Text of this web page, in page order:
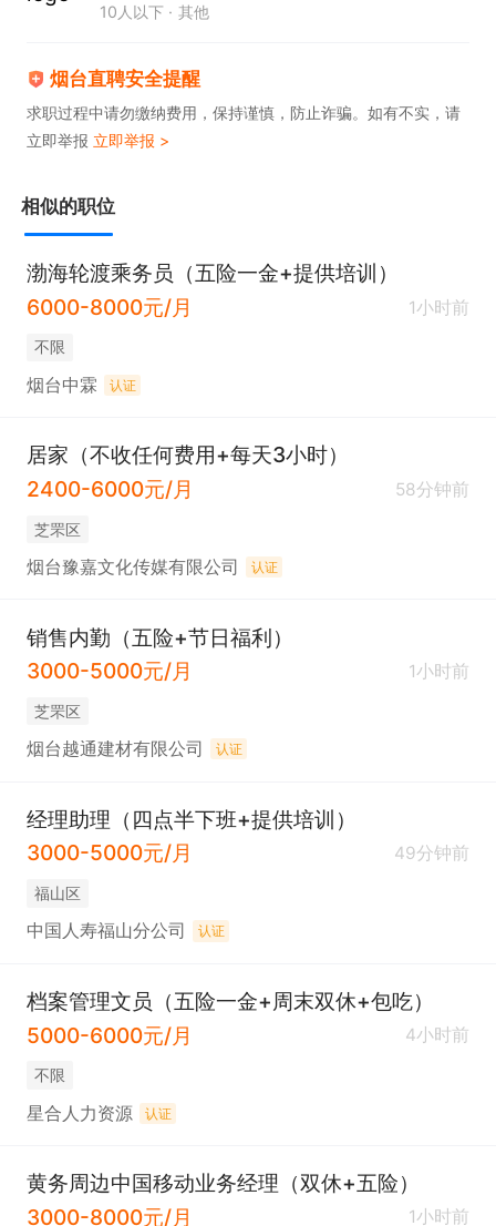
10人以下 其他
烟台直聘安全提醒
求职过程中请勿缴纳费用，保持谨慎，防止诈骗。如有不实，请
立即举报 立即举报 >
相似的职位
渤海轮渡乘务员（五险一金+提供培训）
6000-8000元/月
1小时前
不限
烟台中霖 认证
居家（不收任何费用+每天3小时）
2400-6000元/月
58分钟前
芝罘区
烟台豫嘉文化传媒有限公司 认证
销售内勤（五险+节日福利）
3000-5000元/月
1小时前
芝罘区
烟台越通建材有限公司 认证
经理助理（四点半下班+提供培训）
3000-5000元/月
49分钟前
福山区
中国人寿福山分公司 认证
档案管理文员（五险一金+周末双休+包吃）
5000-6000元/月
4小时前
不限
星合人力资源 认证
黄务周边中国移动业务经理（双休+五险）
3000-8000元/月
1小时前